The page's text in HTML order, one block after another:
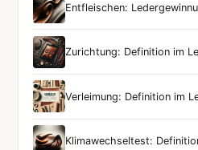
Entfleischen:
Zurichtung: Definition im
Verleimung: Definition im
Klimawechseltest: